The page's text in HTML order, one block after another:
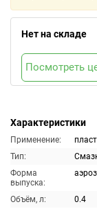
Характеристики
Применение:
Тип:
Форма
выпуска:
Объём, л:
0.4
Нет на складе
Посмотреть